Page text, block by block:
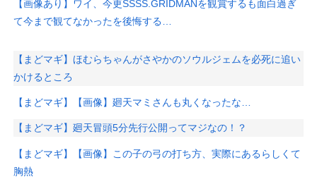
【画像あり】ワイ、今更SSSS.GRIDMANを観賞するも面白過ぎ
て今まで観てなかったを後悔する…
【まどマギ】ほむらちゃんがさやかのソウルジェムを必死に追い
かけるところ
【まどマギ】【画像】廻天マミさんも丸くなったな…
【まどマギ】廻天冒頭5分先行公開ってマジなの！？
【まどマギ】【画像】この子の弓の打ち方、実際にあるらしくて
胸熱